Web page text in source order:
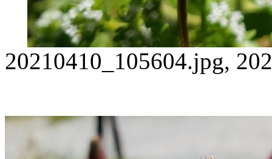
20210410_105604.jpg,